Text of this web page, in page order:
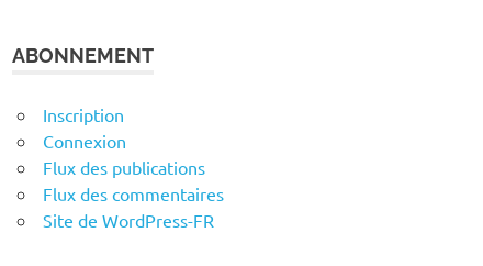
ABONNEMENT
Inscription
Connexion
Flux des publications
Flux des commentaires
Site de WordPress-FR